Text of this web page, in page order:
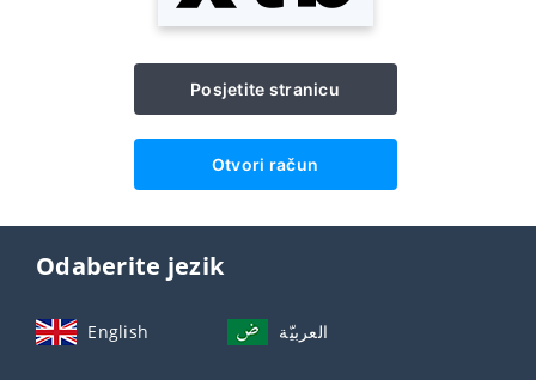
Posjetite stranicu
Otvori račun
Odaberite jezik
English العربيّة